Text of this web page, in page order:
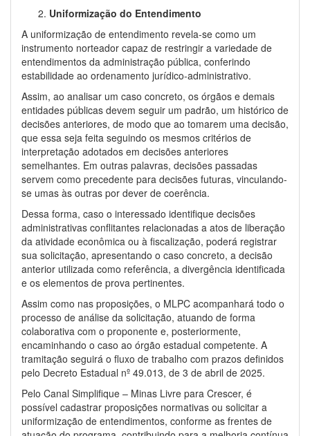
Uniformização do Entendimento
A uniformização de entendimento revela-se como um
instrumento norteador capaz de restringir a variedade de
entendimentos da administração pública, conferindo
estabilidade ao ordenamento jurídico-administrativo.
Assim, ao analisar um caso concreto, os órgãos e demais
entidades públicas devem seguir um padrão, um histórico de
decisões anteriores, de modo que ao tomarem uma decisão,
que essa seja feita seguindo os mesmos critérios de
interpretação adotados em decisões anteriores
semelhantes. Em outras palavras, decisões passadas
servem como precedente para decisões futuras, vinculando-
se umas às outras por dever de coerência.
Dessa forma, caso o interessado identifique decisões
administrativas conflitantes relacionadas a atos de liberação
da atividade econômica ou à fiscalização, poderá registrar
sua solicitação, apresentando o caso concreto, a decisão
anterior utilizada como referência, a divergência identificada
e os elementos de prova pertinentes.
Assim como nas proposições, o MLPC acompanhará todo o
processo de análise da solicitação, atuando de forma
colaborativa com o proponente e, posteriormente,
encaminhando o caso ao órgão estadual competente. A
tramitação seguirá o fluxo de trabalho com prazos definidos
pelo Decreto Estadual nº 49.013, de 3 de abril de 2025.
Pelo Canal Simplifique – Minas Livre para Crescer, é
possível cadastrar proposições normativas ou solicitar a
uniformização de entendimentos, conforme as frentes de